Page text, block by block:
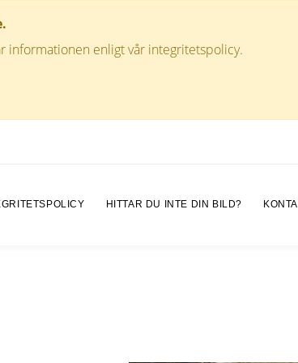
informationen enligt vår integritetspolicy.
HITTAR DU INTE DIN BILD?